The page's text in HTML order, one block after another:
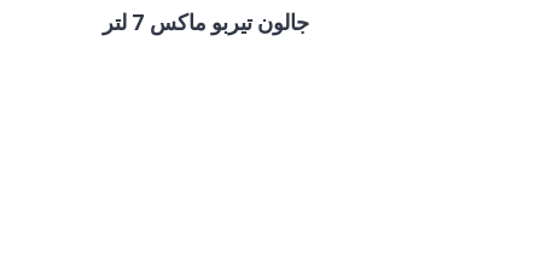
جالون تيربو ماكس 7 لتر